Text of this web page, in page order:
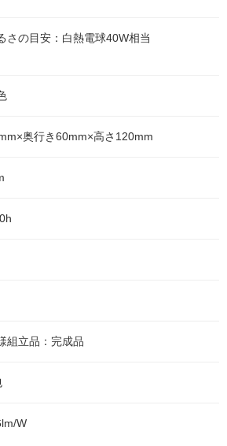
さの目安：白熱電球40W相当
奥行き60mm×高さ120mm
組立品：完成品
W